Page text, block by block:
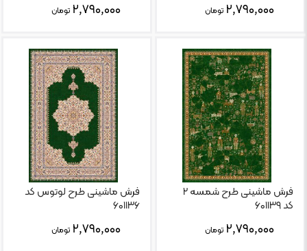
۲,۷۹۰,۰۰۰ تومان ۲,۷۹۰,۰۰۰ تومان
فرش ماشینی طرح شمسه ۲
کد ۶۰۱۱۳۹
۲,۷۹۰,۰۰۰ تومان
فرش ماشینی طرح لوتوس کد
۶۰۱۱۳۶
۲,۷۹۰,۰۰۰ تومان